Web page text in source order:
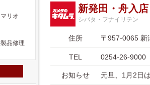
新発田・舟入店
シバタ・フナイリテン
住所 〒957-0065 新
TEL 0254-26-9000
お知らせ 元旦、1月2日
リオ
品修理